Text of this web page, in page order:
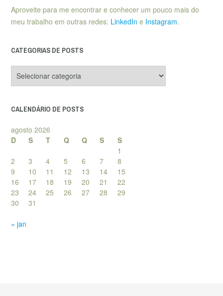
Aproveite para me encontrar e conhecer um pouco mais do
meu trabalho em outras redes: LinkedIn e Instagram.
CATEGORIAS DE POSTS
de
CALENDÁRIO DE POSTS
agosto 2026
D
S T Q Q S
S
1
2
3 4 5 6 7
8
9
10 11 12 13 14
15
16
17 18 19 20 21
22
23
24 25 26 27 28
29
30
31
« jan